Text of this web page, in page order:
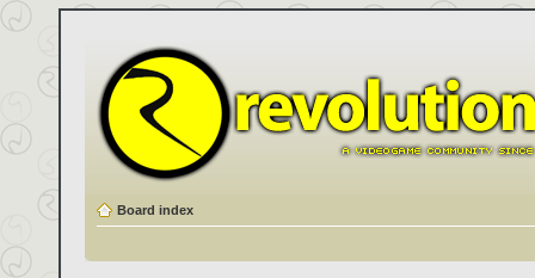
Board index